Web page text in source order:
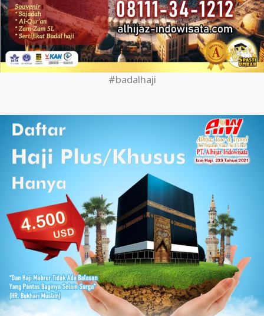
#badalhaji